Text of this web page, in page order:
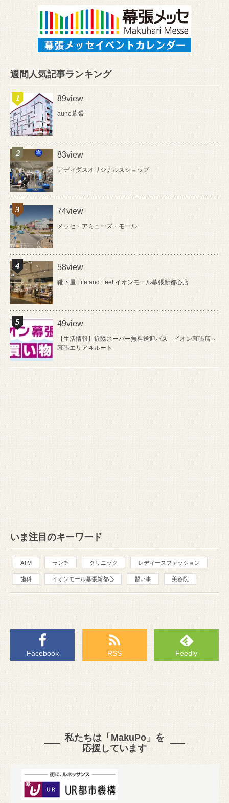
週間人気記事ランキング
89view
aune幕張
83view
アディダスオリジナルスショップ
74view
メッセ・アミューズ・モール
58view
靴下屋 Life and Feel イオンモール幕張新都心店
49view
【生活情報】近隣スーパー無料送迎バス イオン幕張店～
幕張エリア４ルート
いま注目のキーワード
ATM ランチ クリニック レディースファッション
歯科 イオンモール幕張新都心 習い事 美容院
Facebook RSS Feedly
私たちは「MakuPo」を
応援しています